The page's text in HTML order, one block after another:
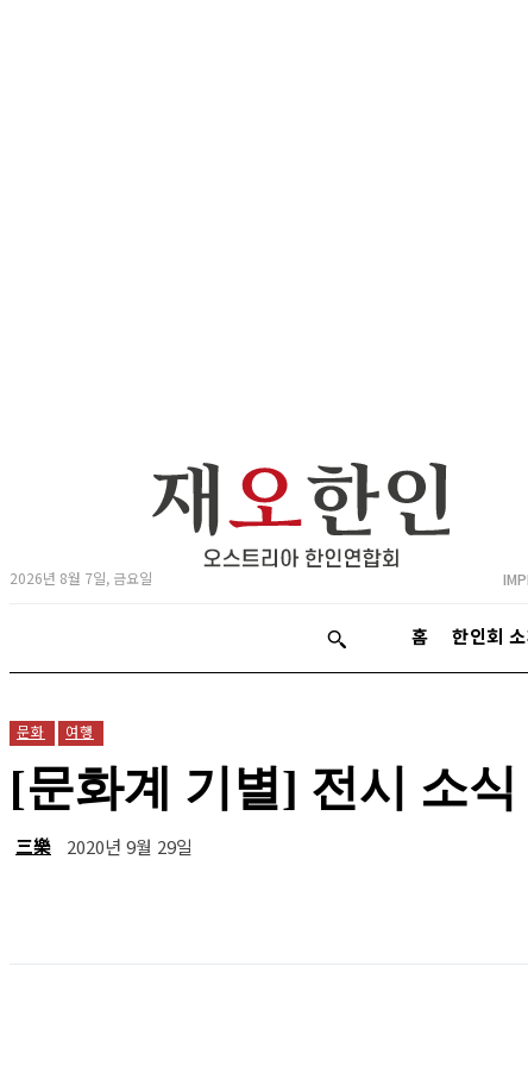
2026년 8월 7일, 금요일
홈 한인회
문화 여행
[문화계 기별] 전시 소식
三樂 2020년 9월 29일